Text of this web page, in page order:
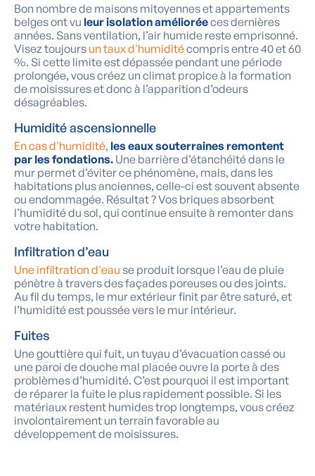
Bon nombre de maisons mitoyennes et appartements
belges ont vu leur isolation amélioréeces dernières
années. Sans ventilation, l’air humide reste emprisonné.
Visez toujours un taux d'humiditécompris entre 40 et 60
%. Si cette limite est dépassée pendant une période
prolongée, vous créez un climat propice à la formation
de moisissures et donc à l’apparition d’odeurs
désagréables.
Humidité ascensionnelle
En cas d'humidité, les eaux souterraines remontent
par les fondations. Une barrière d’étanchéité dans le
mur permet d’éviter ce phénomène, mais, dans les
habitations plus anciennes, celle-ci est souvent absente
ou endommagée. Résultat ? Vos briques absorbent
l’humidité du sol, qui continue ensuite à remonter dans
votre habitation.
Infiltration d’eau
Une infiltration d'eau se produit lorsque l’eau de pluie
pénètre à travers des façades poreuses ou des joints.
Au fil du temps, le mur extérieur finit par être saturé, et
l’humidité est poussée vers le mur intérieur.
Fuites
Une gouttière qui fuit, un tuyau d’évacuation cassé ou
une paroi de douche mal placée ouvre la porte à des
problèmes d’humidité. C’est pourquoi il est important
de réparer la fuite le plus rapidement possible. Si les
matériaux restent humides trop longtemps, vous créez
involontairement un terrain favorable au
développement de moisissures.